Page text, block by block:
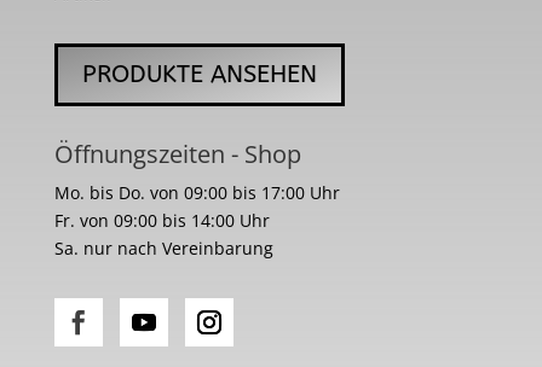
PRODUKTE ANSEHEN
Öffnungszeiten - Shop
Mo. bis Do. von 09:00 bis 17:00 Uhr
Fr. von 09:00 bis 14:00 Uhr
Sa. nur nach Vereinbarung